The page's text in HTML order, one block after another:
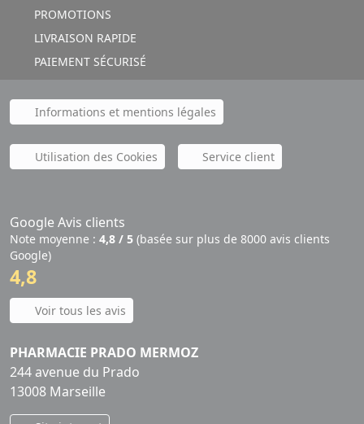
PROMOTIONS
LIVRAISON RAPIDE
PAIEMENT SÉCURISÉ
Informations et mentions légales
Utilisation des Cookies Service client
Google Avis clients
Note moyenne : 4,8 / 5 (basée sur plus de 8000 avis clients
Google)
4,8
Voir tous les avis
PHARMACIE PRADO MERMOZ
244 avenue du Prado
13008 Marseille